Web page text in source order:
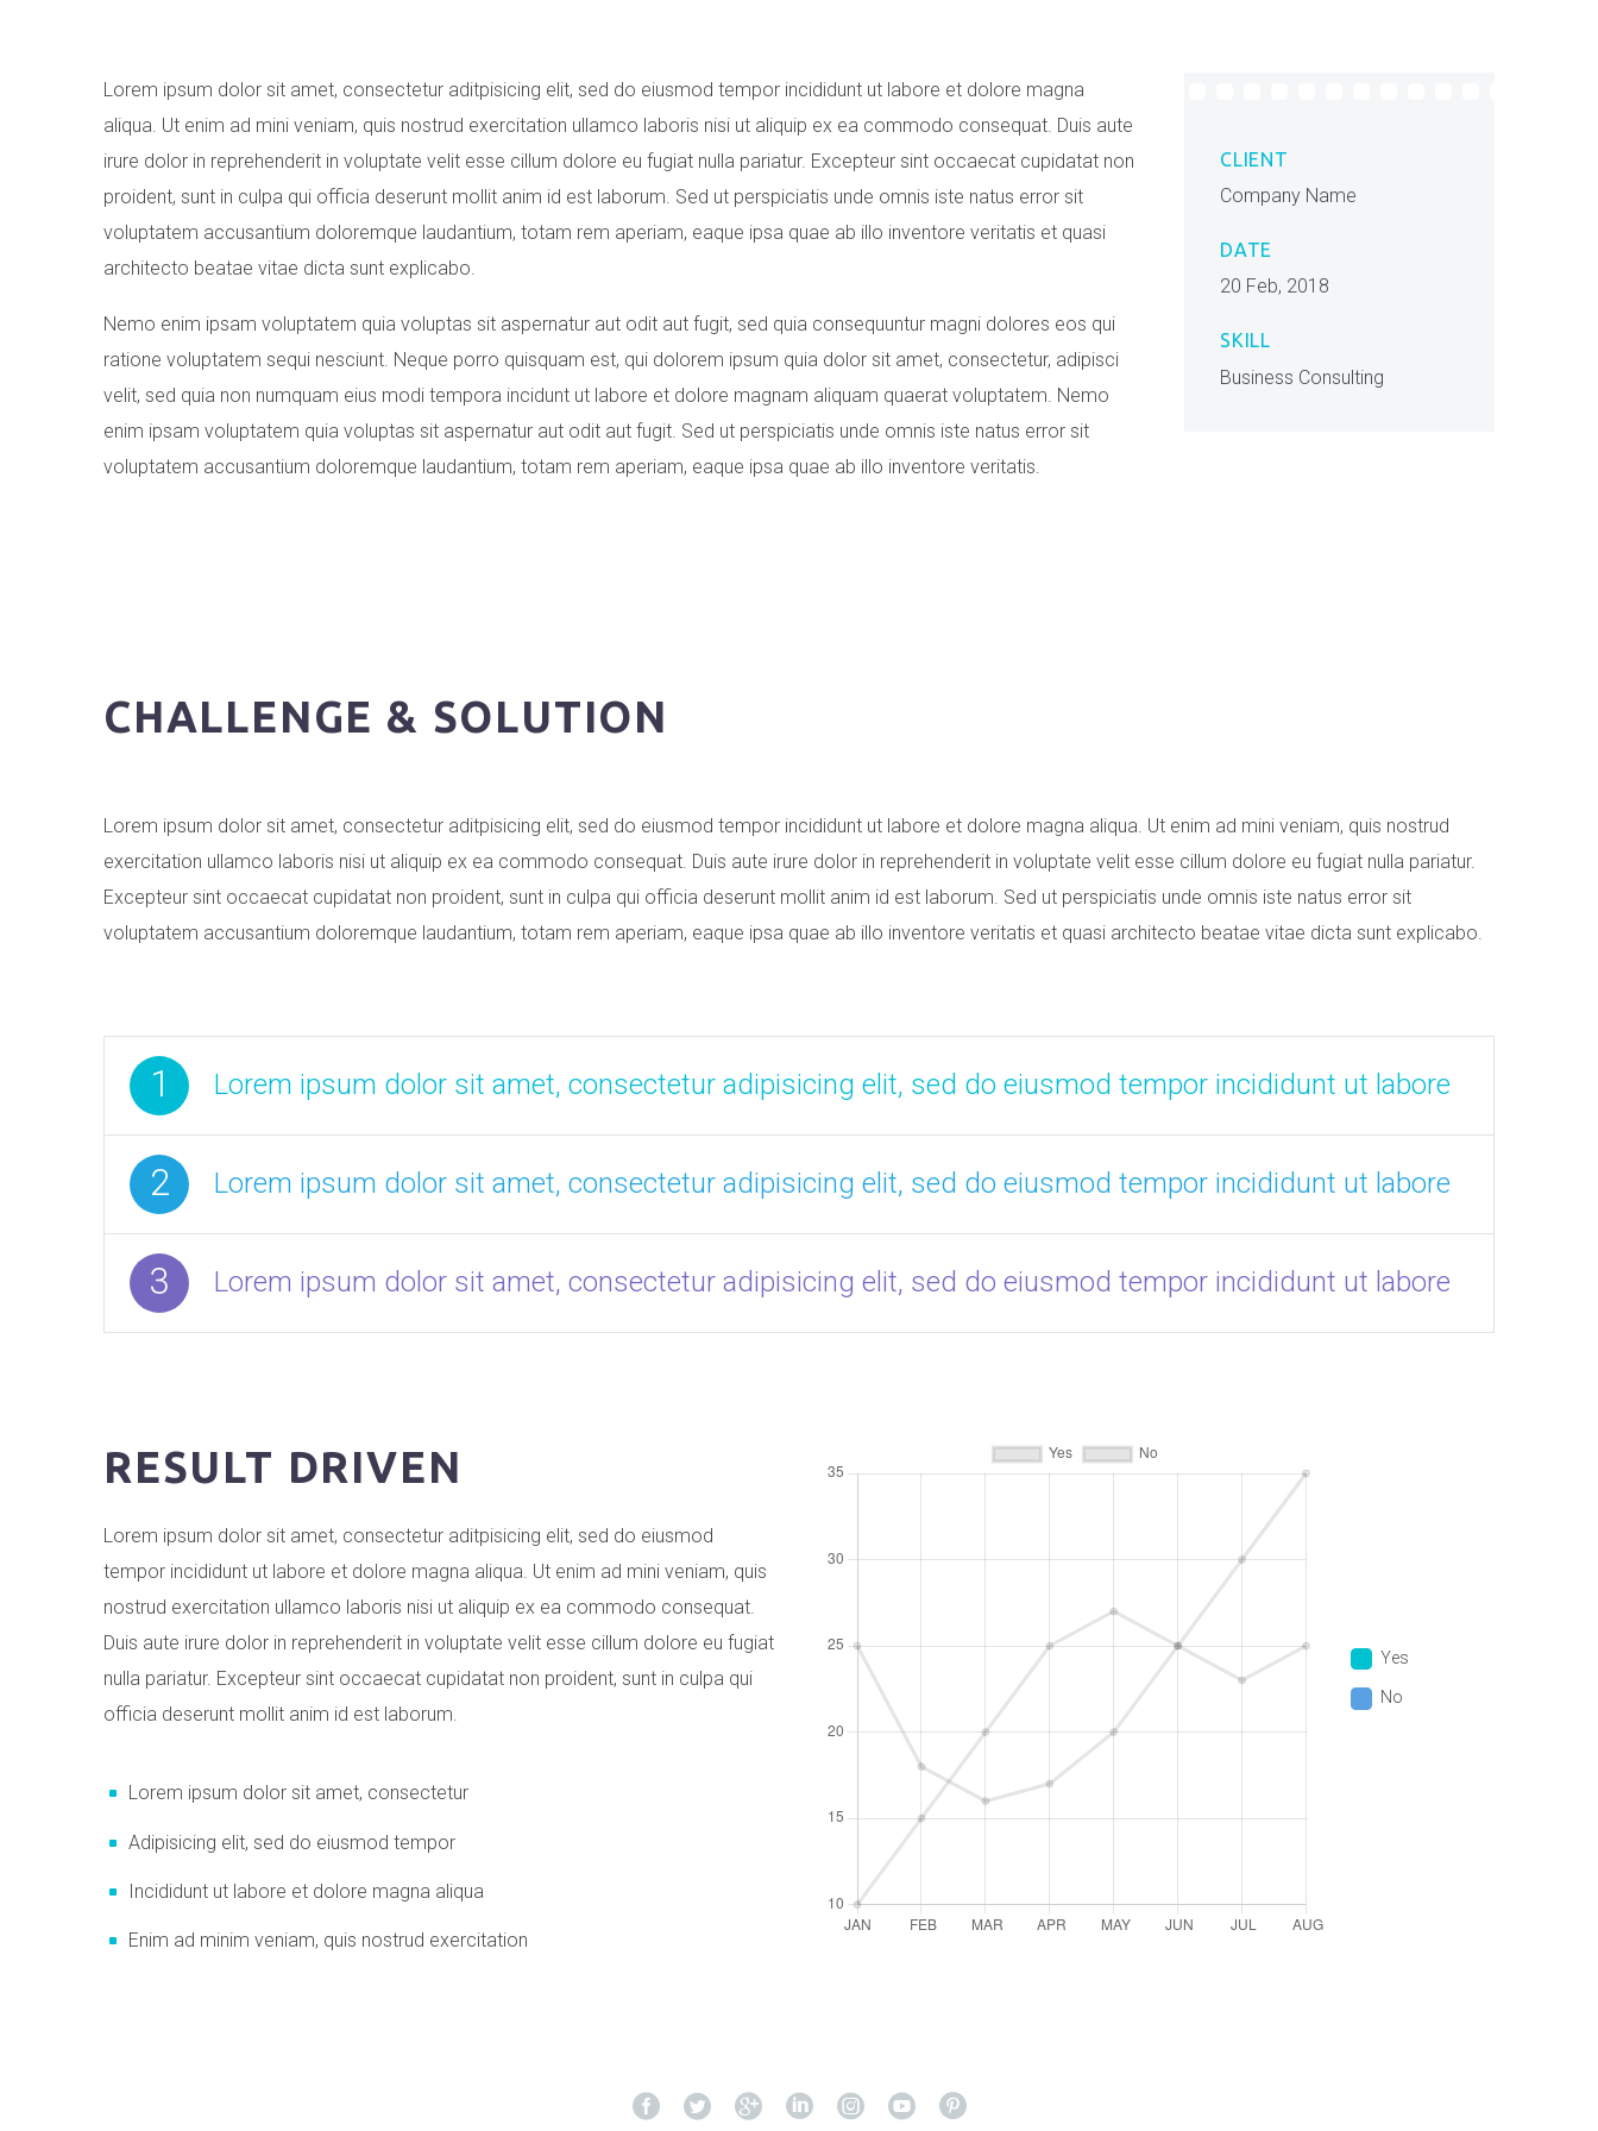
Lorem ipsum dolor sit amet, consectetur aditpisicing elit, sed do eiusmod tempor incididunt ut labore et dolore magna
aliqua. Ut enim ad mini veniam, quis nostrud exercitation ullamco laboris nisi ut aliquip ex ea commodo consequat. Duis aute
irure dolor in reprehenderit in voluptate velit esse cillum dolore eu fugiat nulla pariatur. Excepteur sint occaecat cupidatat non
proident, sunt in culpa qui officia deserunt mollit anim id est laborum. Sed ut perspiciatis unde omnis iste natus error sit
voluptatem accusantium doloremque laudantium, totam rem aperiam, eaque ipsa quae ab illo inventore veritatis et quasi
architecto beatae vitae dicta sunt explicabo.
Nemo enim ipsam voluptatem quia voluptas sit aspernatur aut odit aut fugit, sed quia consequuntur magni dolores eos qui
ratione voluptatem sequi nesciunt. Neque porro quisquam est, qui dolorem ipsum quia dolor sit amet, consectetur, adipisci
velit, sed quia non numquam eius modi tempora incidunt ut labore et dolore magnam aliquam quaerat voluptatem. Nemo
enim ipsam voluptatem quia voluptas sit aspernatur aut odit aut fugit. Sed ut perspiciatis unde omnis iste natus error sit
voluptatem accusantium doloremque laudantium, totam rem aperiam, eaque ipsa quae ab illo inventore veritatis.
CLIENT
Company Name
DATE
20 Feb, 2018
SKILL
Business Consulting
CHALLENGE & SOLUTION
Lorem ipsum dolor sit amet, consectetur aditpisicing elit, sed do eiusmod tempor incididunt ut labore et dolore magna aliqua. Ut enim ad mini veniam, quis nostrud
exercitation ullamco laboris nisi ut aliquip ex ea commodo consequat. Duis aute irure dolor in reprehenderit in voluptate velit esse cillum dolore eu fugiat nulla pariatur.
Excepteur sint occaecat cupidatat non proident, sunt in culpa qui officia deserunt mollit anim id est laborum. Sed ut perspiciatis unde omnis iste natus error sit
voluptatem accusantium doloremque laudantium, totam rem aperiam, eaque ipsa quae ab illo inventore veritatis et quasi architecto beatae vitae dicta sunt explicabo.
1 Lorem ipsum dolor sit amet, consectetur adipisicing elit, sed do eiusmod tempor incididunt ut labore
2 Lorem ipsum dolor sit amet, consectetur adipisicing elit, sed do eiusmod tempor incididunt ut labore
3 Lorem ipsum dolor sit amet, consectetur adipisicing elit, sed do eiusmod tempor incididunt ut labore
RESULT DRIVEN
Lorem ipsum dolor sit amet, consectetur aditpisicing elit, sed do eiusmod
tempor incididunt ut labore et dolore magna aliqua. Ut enim ad mini veniam, quis
nostrud exercitation ullamco laboris nisi ut aliquip ex ea commodo consequat.
Duis aute irure dolor in reprehenderit in voluptate velit esse cillum dolore eu fugiat
nulla pariatur. Excepteur sint occaecat cupidatat non proident, sunt in culpa qui
officia deserunt mollit anim id est laborum.
Lorem ipsum dolor sit amet, consectetur
Adipisicing elit, sed do eiusmod tempor
Incididunt ut labore et dolore magna aliqua
Enim ad minim veniam, quis nostrud exercitation
Yes
No